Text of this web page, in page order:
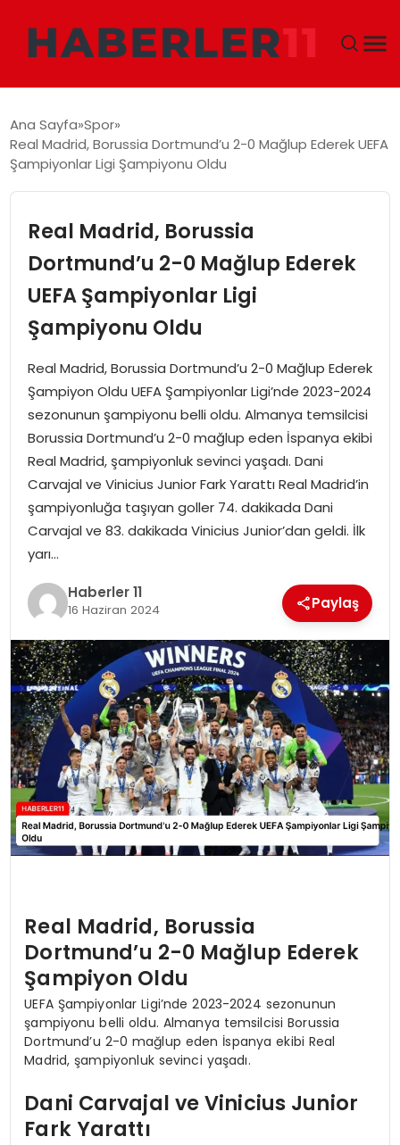
DÜNYA
TEKNOLOJI
EĞITIM
MAGAZIN
SPOR
YAŞAM
Ana Sayfa Spor
Real Madrid, Borussia Dortmund’u 2-0 Mağlup Ederek UEFA
Şampiyonlar Ligi Şampiyonu Oldu
Real Madrid, Borussia
Dortmund’u 2-0 Mağlup Ederek
UEFA Şampiyonlar Ligi
Şampiyonu Oldu
Real Madrid, Borussia Dortmund’u 2-0 Mağlup Ederek
Şampiyon Oldu UEFA Şampiyonlar Ligi’nde 2023-2024
sezonunun şampiyonu belli oldu. Almanya temsilcisi
Borussia Dortmund’u 2-0 mağlup eden İspanya ekibi
Real Madrid, şampiyonluk sevinci yaşadı. Dani
Carvajal ve Vinicius Junior Fark Yarattı Real Madrid’in
şampiyonluğa taşıyan goller 74. dakikada Dani
Carvajal ve 83. dakikada Vinicius Junior’dan geldi. İlk
yarı…
Haberler 11
16 Haziran 2024 Paylaş
Real Madrid, Borussia
Dortmund’u 2-0 Mağlup Ederek
Şampiyon Oldu
UEFA Şampiyonlar Ligi’nde 2023-2024 sezonunun
şampiyonu belli oldu. Almanya temsilcisi Borussia
Dortmund’u 2-0 mağlup eden İspanya ekibi Real
Madrid, şampiyonluk sevinci yaşadı.
Dani Carvajal ve Vinicius Junior
Fark Yarattı